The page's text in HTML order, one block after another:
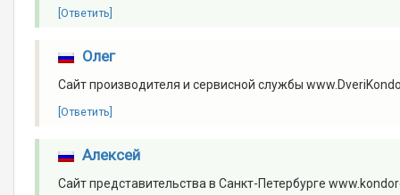
[Ответить]
Олег
Сайт производителя и сервисной службы
[Ответить]
Алексей
Сайт представительства в Санкт-Петербурге